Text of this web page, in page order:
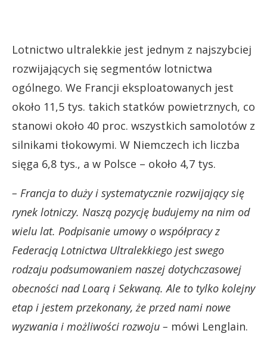
Lotnictwo ultralekkie jest jednym z najszybciej
rozwijających się segmentów lotnictwa
ogólnego. We Francji eksploatowanych jest
około 11,5 tys. takich statków powietrznych, co
stanowi około 40 proc. wszystkich samolotów z
silnikami tłokowymi. W Niemczech ich liczba
sięga 6,8 tys., a w Polsce – około 4,7 tys.
– Francja to duży i systematycznie rozwijający się
rynek lotniczy. Naszą pozycję budujemy na nim od
wielu lat. Podpisanie umowy o współpracy z
Federacją Lotnictwa Ultralekkiego jest swego
rodzaju podsumowaniem naszej dotychczasowej
obecności nad Loarą i Sekwaną. Ale to tylko kolejny
etap i jestem przekonany, że przed nami nowe
wyzwania i możliwości rozwoju – mówi Lenglain.